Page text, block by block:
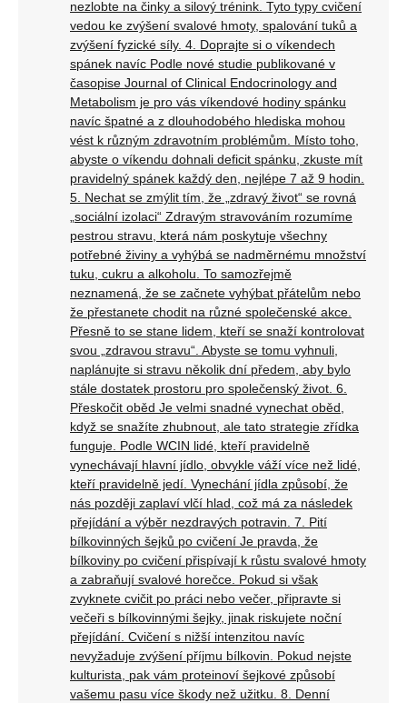
nezlobte na činky a silový trénink. Tyto typy cvičení
vedou ke zvýšení svalové hmoty, spalování tuků a
zvýšení fyzické síly. 4. Doprajte si o víkendech
spánek navíc Podle nové studie publikované v
časopise Journal of Clinical Endocrinology and
Metabolism je pro vás víkendové hodiny spánku
navíc špatné a z dlouhodobého hlediska mohou
vést k různým zdravotním problémům. Místo toho,
abyste o víkendu dohnali deficit spánku, zkuste mít
pravidelný spánek každý den, nejlépe 7 až 9 hodin.
5. Nechat se zmýlit tím, že „zdravý život“ se rovná
„sociální izolaci“ Zdravým stravováním rozumíme
pestrou stravu, která nám poskytuje všechny
potřebné živiny a vyhýbá se nadměrnému množství
tuku, cukru a alkoholu. To samozřejmě
neznamená, že se začnete vyhýbat přátelům nebo
že přestanete chodit na různé společenské akce.
Přesně to se stane lidem, kteří se snaží kontrolovat
svou „zdravou stravu“. Abyste se tomu vyhnuli,
naplánujte si stravu několik dní předem, aby bylo
stále dostatek prostoru pro společenský život. 6.
Přeskočit oběd Je velmi snadné vynechat oběd,
když se snažíte zhubnout, ale tato strategie zřídka
funguje. Podle WCIN lidé, kteří pravidelně
vynechávají hlavní jídlo, obvykle váží více než lidé,
kteří pravidelně jedí. Vynechání jídla způsobí, že
nás později zaplaví vlčí hlad, což má za následek
přejídání a výběr nezdravých potravin. 7. Pití
bílkovinných šejků po cvičení Je pravda, že
bílkoviny po cvičení přispívají k růstu svalové hmoty
a zabraňují svalové horečce. Pokud si však
zvyknete cvičit po práci nebo večer, připravte si
večeři s bílkovinnými šejky, jinak riskujete noční
přejídání. Cvičení s nižší intenzitou navíc
nevyžaduje zvýšení příjmu bílkovin. Pokud nejste
kulturista, pak vám proteinoví šejkové způsobí
vašemu pasu více škody než užitku. 8. Denní